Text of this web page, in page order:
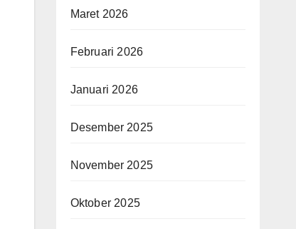
Maret 2026
Februari 2026
Januari 2026
Desember 2025
November 2025
Oktober 2025